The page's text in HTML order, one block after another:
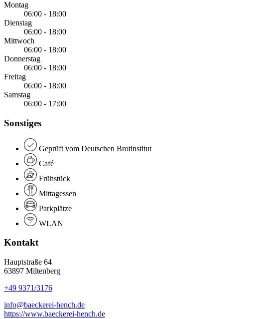
Montag
06:00 - 18:00
Dienstag
06:00 - 18:00
Mittwoch
06:00 - 18:00
Donnerstag
06:00 - 18:00
Freitag
06:00 - 18:00
Samstag
06:00 - 17:00
Sonstiges
Geprüft vom Deutschen Brotinstitut
Café
Frühstück
Mittagessen
Parkplätze
WLAN
Kontakt
Hauptstraße 64
63897 Miltenberg
+49 9371/3176
info@baeckerei-hench.de
https://www.baeckerei-hench.de